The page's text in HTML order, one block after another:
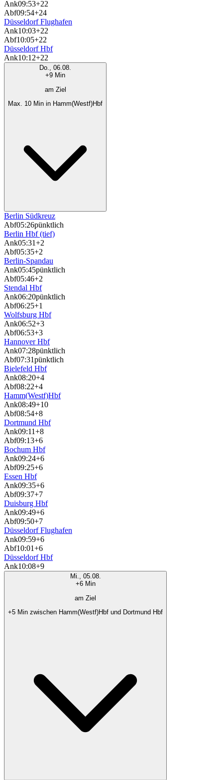
Ank09:53+22
Abf09:54+24
Düsseldorf Flughafen
Ank10:03+22
Abf10:05+22
Düsseldorf Hbf
Ank10:12+22
Do., 06.08.
+9 Min
am Ziel
Max. 10 Min in Hamm(Westf)Hbf
Berlin Südkreuz
Abf05:26pünktlich
Berlin Hbf (tief)
Ank05:31+2
Abf05:35+2
Berlin-Spandau
Ank05:45pünktlich
Abf05:46+2
Stendal Hbf
Ank06:20pünktlich
Abf06:25+1
Wolfsburg Hbf
Ank06:52+3
Abf06:53+3
Hannover Hbf
Ank07:28pünktlich
Abf07:31pünktlich
Bielefeld Hbf
Ank08:20+4
Abf08:22+4
Hamm(Westf)Hbf
Ank08:49+10
Abf08:54+8
Dortmund Hbf
Ank09:11+8
Abf09:13+6
Bochum Hbf
Ank09:24+6
Abf09:25+6
Essen Hbf
Ank09:35+6
Abf09:37+7
Duisburg Hbf
Ank09:49+6
Abf09:50+7
Düsseldorf Flughafen
Ank09:59+6
Abf10:01+6
Düsseldorf Hbf
Ank10:08+9
Mi., 05.08.
+6 Min
am Ziel
+5 Min zwischen Hamm(Westf)Hbf und Dortmund Hbf